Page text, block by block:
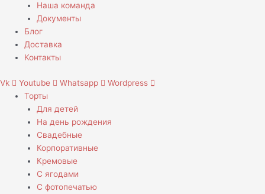
Наша команда
Документы
Блог
Доставка
Контакты
Vk Youtube Whatsapp
Wordpress
Торты
Для детей
На день рождения
Свадебные
Корпоративные
Кремовые
С ягодами
С фотопечатью